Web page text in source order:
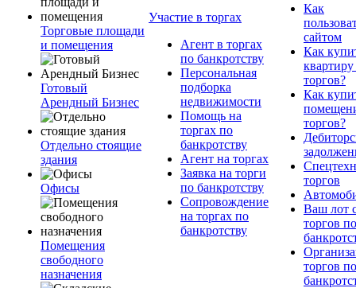
Торговые площади
и помещения
Готовый
Арендный Бизнес
Отдельно стоящие
здания
Офисы
Помещения
свободного
назначения
Участие в торгах
Агент в торгах
по банкротству
Персональная
подборка
недвижимости
Помощь на
торгах по
банкротству
Агент на торгах
Заявка на торги
по банкротству
Сопровождение
на торгах по
банкротству
Как
сайтом
Как
квартиру
торгов?
Как
торгов?
торгов
Ваш лот
торгов по
торгов по